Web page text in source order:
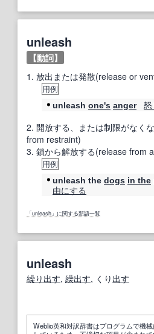
unleash
【動詞】
1. 放出または発散(release or
用例
unleash one's anger 怒
2. 開放する、または制限がなく
from restraint)
3. 鎖から解放する(release from
用例
unleash the dogs in the
由にする
「unleash」に関する類語一覧
unleash
繰り出す, 繰出す, くり 出す
Weblio英和対訳辞書はプログラムで機